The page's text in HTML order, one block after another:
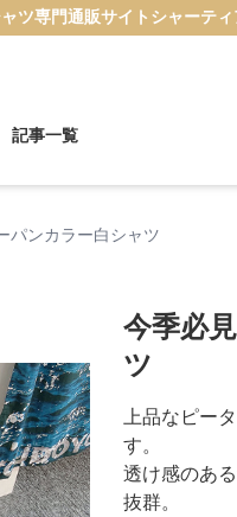
ツ専門通販サイト シャーティ
記事一覧
パンカラー白シャツ
今季必
ツ
上品なピー
す。
透け感のあ
抜群。